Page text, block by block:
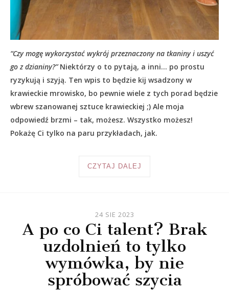
“Czy mogę wykorzystać wykrój przeznaczony na tkaniny i uszyć
go z dzianiny?”Niektórzy o to pytają, a inni… po prostu
ryzykują i szyją. Ten wpis to będzie kij wsadzony w
krawieckie mrowisko, bo pewnie wiele z tych porad będzie
wbrew szanowanej sztuce krawieckiej ;) Ale moja
odpowiedź brzmi – tak, możesz. Wszystko możesz!
Pokażę Ci tylko na paru przykładach, jak.
CZYTAJ DALEJ
24 SIE 2023
A po co Ci talent? Brak
uzdolnień to tylko
wymówka, by nie
spróbować szycia